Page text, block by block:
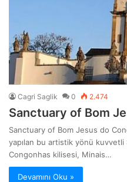
Cagri Saglik 0 2.474
Sanctuary of Bom
Sanctuary of Bom Jesus do
yapılan bu artistik yönü
Congonhas kilisesi, Minais…
Devamını Oku »